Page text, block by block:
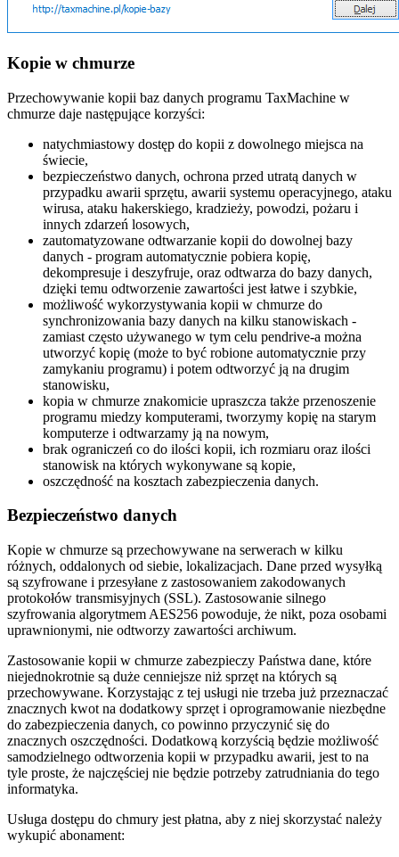
Kopie w chmurze
Przechowywanie kopii baz danych programu TaxMachine w
chmurze daje następujące korzyści:
natychmiastowy dostęp do kopii z dowolnego miejsca na
świecie,
bezpieczeństwo danych, ochrona przed utratą danych w
przypadku awarii sprzętu, awarii systemu operacyjnego, ataku
wirusa, ataku hakerskiego, kradzieży, powodzi, pożaru i
innych zdarzeń losowych,
zautomatyzowane odtwarzanie kopii do dowolnej bazy
danych - program automatycznie pobiera kopię,
dekompresuje i deszyfruje, oraz odtwarza do bazy danych,
dzięki temu odtworzenie zawartości jest łatwe i szybkie,
możliwość wykorzystywania kopii w chmurze do
synchronizowania bazy danych na kilku stanowiskach -
zamiast często używanego w tym celu pendrive-a można
utworzyć kopię (może to być robione automatycznie przy
zamykaniu programu) i potem odtworzyć ją na drugim
stanowisku,
kopia w chmurze znakomicie upraszcza także przenoszenie
programu miedzy komputerami, tworzymy kopię na starym
komputerze i odtwarzamy ją na nowym,
brak ograniczeń co do ilości kopii, ich rozmiaru oraz ilości
stanowisk na których wykonywane są kopie,
oszczędność na kosztach zabezpieczenia danych.
Bezpieczeństwo danych
Kopie w chmurze są przechowywane na serwerach w kilku
różnych, oddalonych od siebie, lokalizacjach. Dane przed wysyłką
są szyfrowane i przesyłane z zastosowaniem zakodowanych
protokołów transmisyjnych (SSL). Zastosowanie silnego
szyfrowania algorytmem AES256 powoduje, że nikt, poza osobami
uprawnionymi, nie odtworzy zawartości archiwum.
Zastosowanie kopii w chmurze zabezpieczy Państwa dane, które
niejednokrotnie są duże cenniejsze niż sprzęt na których są
przechowywane. Korzystając z tej usługi nie trzeba już przeznaczać
znacznych kwot na dodatkowy sprzęt i oprogramowanie niezbędne
do zabezpieczenia danych, co powinno przyczynić się do
znacznych oszczędności. Dodatkową korzyścią będzie możliwość
samodzielnego odtworzenia kopii w przypadku awarii, jest to na
tyle proste, że najczęściej nie będzie potrzeby zatrudniania do tego
informatyka.
Usługa dostępu do chmury jest płatna, aby z niej skorzystać należy
wykupić abonament: